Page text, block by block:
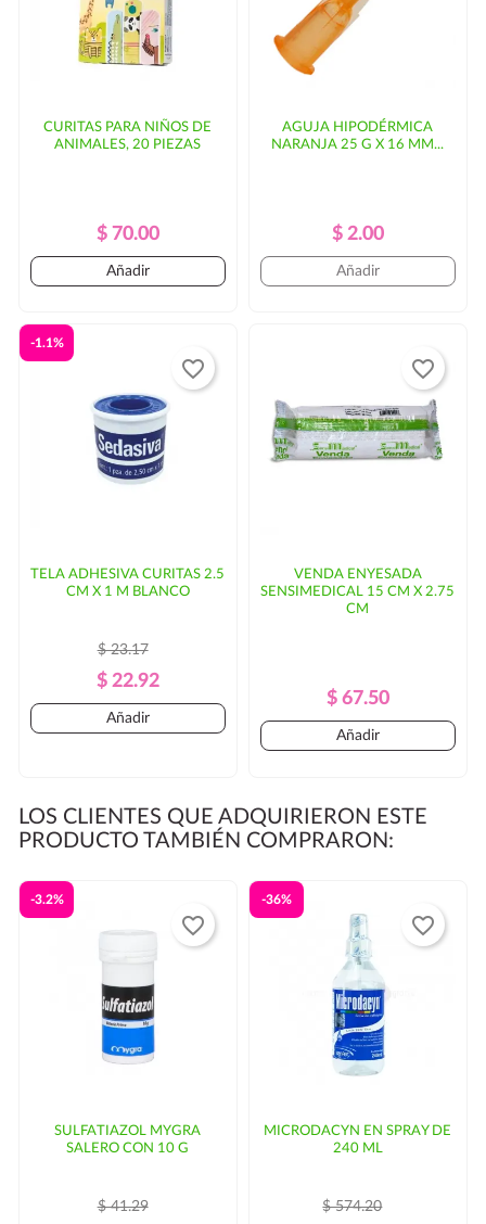
CURITAS PARA NIÑOS DE
ANIMALES, 20 PIEZAS
Precio
Regular
Precio
$ 70.00
Añadir
AGUJA HIPODÉRMICA
NARANJA 25 G X 16 MM...
Precio
Regular
Precio
$ 2.00
Añadir
TELA ADHESIVA CURITAS 2.5
CM X 1 M BLANCO
Precio
Regular
$ 23.17
Precio
$ 22.92
-1.1%
Añadir
favorite_border
VENDA ENYESADA
SENSIMEDICAL 15 CM X 2.75
CM
Precio
Regular
Precio
$ 67.50
Añadir
favorite_border
LOS CLIENTES QUE ADQUIRIERON ESTE
PRODUCTO TAMBIÉN COMPRARON:
SULFATIAZOL MYGRA
SALERO CON 10 G
$ 41.29
-3.2%
favorite_border
MICRODACYN EN SPRAY DE
240 ML
$ 574.20
-36%
favorite_border